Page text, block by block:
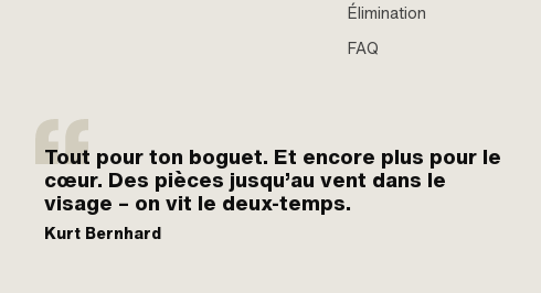
Élimination
FAQ
Tout pour ton boguet. Et encore plus pour le
cœur. Des pièces jusqu’au vent dans le
visage – on vit le deux-temps.
Kurt Bernhard